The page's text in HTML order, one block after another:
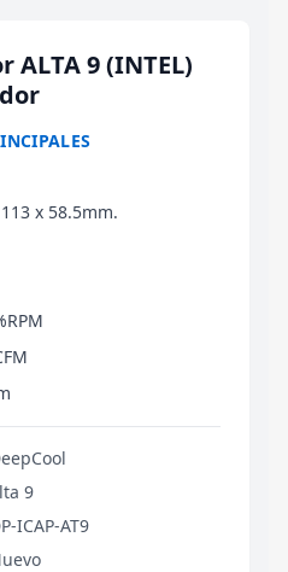
ALTA 9 (INTEL)
x 58.5mm.
9
ICAP-AT9